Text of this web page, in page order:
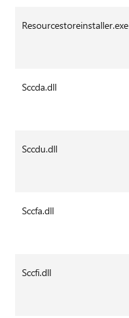
Resourcestoreinstaller.exe
Sccda.dll
Sccdu.dll
Sccfa.dll
Sccfi.dll